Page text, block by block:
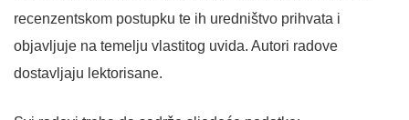
recenzentskom postupku te ih uredništvo prihvata i
objavljuje na temelju vlastitog uvida. Autori radove
dostavljaju lektorisane.